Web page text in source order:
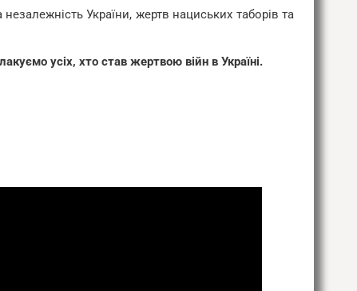
України, жертв нациських таборів та
усіх, хто став жертвою війн в Україні.